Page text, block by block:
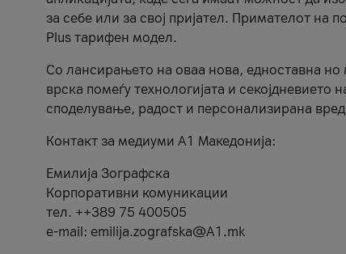
за себе или за свој пријател. Примателот на
Plus тарифен модел.
Со лансирањето на оваа нова, едноставна
врска помеѓу технологијата и секојдневието
споделување, радост и персонализирана
Контакт за медиуми А1 Македонија:
Емилија Зографска
Корпоративни комуникации
тел. ++389 75 400505
e-mail: emilija.zografska@A1.mk